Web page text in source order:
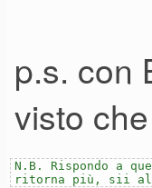
p.s. con
visto
N.B. Rispondo a
ritorna più, sii